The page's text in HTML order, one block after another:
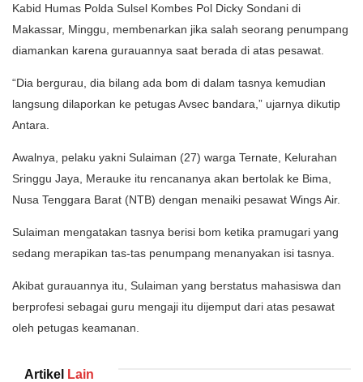
Kabid Humas Polda Sulsel Kombes Pol Dicky Sondani di
Makassar, Minggu, membenarkan jika salah seorang penumpang
diamankan karena gurauannya saat berada di atas pesawat.
“Dia bergurau, dia bilang ada bom di dalam tasnya kemudian
langsung dilaporkan ke petugas Avsec bandara,” ujarnya dikutip
Antara.
Awalnya, pelaku yakni Sulaiman (27) warga Ternate, Kelurahan
Sringgu Jaya, Merauke itu rencananya akan bertolak ke Bima,
Nusa Tenggara Barat (NTB) dengan menaiki pesawat Wings Air.
Sulaiman mengatakan tasnya berisi bom ketika pramugari yang
sedang merapikan tas-tas penumpang menanyakan isi tasnya.
Akibat gurauannya itu, Sulaiman yang berstatus mahasiswa dan
berprofesi sebagai guru mengaji itu dijemput dari atas pesawat
oleh petugas keamanan.
Artikel Lain